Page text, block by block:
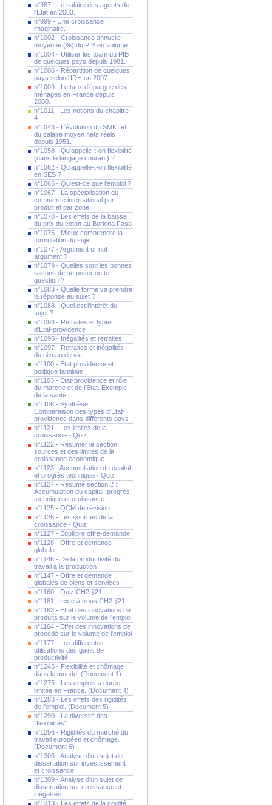
n°987 - Le salaire des agents de
l'Etat en 2003.
n°999 - Une croissance
imaginaire.
n°1002 - Croissance annuelle
moyenne (%) du PIB en volume.
n°1004 - Utiliser les tcam du PIB
de quelques pays depuis 1981.
n°1006 - Répartition de quelques
pays selon l'IDH en 2007.
n°1009 - Le taux d'épargne des
ménages en France depuis
2000.
n°1011 - Les notions du chapitre
4
n°1043 - L'évolution du SMIC et
du salaire moyen nets réels
depuis 1951.
n°1058 - Qu'appelle-t-on flexibilité
(dans le langage courant) ?
n°1062 - Qu'appelle-t-on flexibilité
en SES ?
n°1065 - Qu'est-ce que l'emploi ?
n°1067 - La spécialisation du
commerce international par
produit et par zone
n°1070 - Les effets de la baisse
du prix du coton au Burkina Faso
n°1075 - Mieux comprendre la
formulation du sujet.
n°1077 - Argument or not
argument ?
n°1079 - Quelles sont les bonnes
raisons de se poser cette
question ?
n°1083 - Quelle forme va prendre
la réponse au sujet ?
n°1088 - Quel est l'intérêt du
sujet ?
n°1093 - Retraites et types
d'Etat-providence
n°1095 - Inégalités et retraites
n°1097 - Retraites et inégalités
du niveau de vie
n°1100 - Etat providence et
politique familiale
n°1103 - Etat-providence et rôle
du marche et de l'Etat. Exemple
de la santé
n°1106 - Synthèse :
Comparaison des types d'Etat-
providence dans différents pays
n°1121 - Les limites de la
croissance - Quiz
n°1122 - Résumer la section :
sources et des limites de la
croissance économique
n°1123 - Accumultation du capital
et progrès technique - Quiz
n°1124 - Resumé section 2 :
Accumulation du capital, progrès
technique et croissance
n°1125 - QCM de révision
n°1126 - Les sources de la
croissance - Quiz
n°1127 - Equilibre offre-demande
n°1128 - Offre et demande
globale
n°1146 - De la productivité du
travail à la production
n°1147 - Offre et demande
globales de biens et services
n°1160 - Quiz CH2 §21
n°1161 - texte à trous CH2 §21
n°1163 - Effet des innovations de
produits sur le volume de l'emploi
n°1164 - Effet des innovations de
procédé sur le volume de l'emploi
n°1177 - Les différentes
utilisations des gains de
productivité
n°1245 - Flexibilité et chômage
dans le monde. (Document 1)
n°1275 - Les emplois à durée
limitée en France. (Document 4)
n°1283 - Les effets des rigidités
de l'emploi. (Document 5)
n°1290 - La diversité des
"flexibilités"
n°1296 - Rigidités du marché du
travail européen et chômage.
(Document 6)
n°1305 - Analyse d'un sujet de
dissertation sur investissement
et croissance
n°1309 - Analyse d'un sujet de
dissertation sur croissance et
inégalités
n°1313 - Les effets de la rigidité